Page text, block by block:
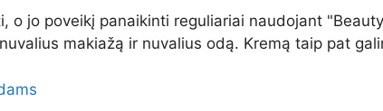
o jo poveikį panaikinti reguliariai naudojant
makiažą ir nuvalius odą. Kremą taip pat